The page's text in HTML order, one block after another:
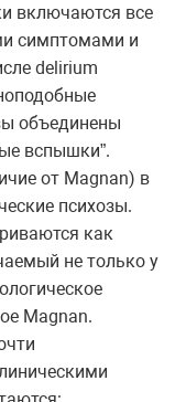
включаются все
симптомами и
delirium
объединены
вспышки”.
от Magnan) в
психозы.
как
не только у
Magnan.